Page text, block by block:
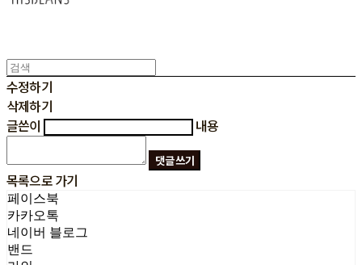
수정하기
삭제하기
글쓴이
내용
댓글 쓰기
목록으로 가기
페이스북
카카오톡
네이버 블로그
밴드